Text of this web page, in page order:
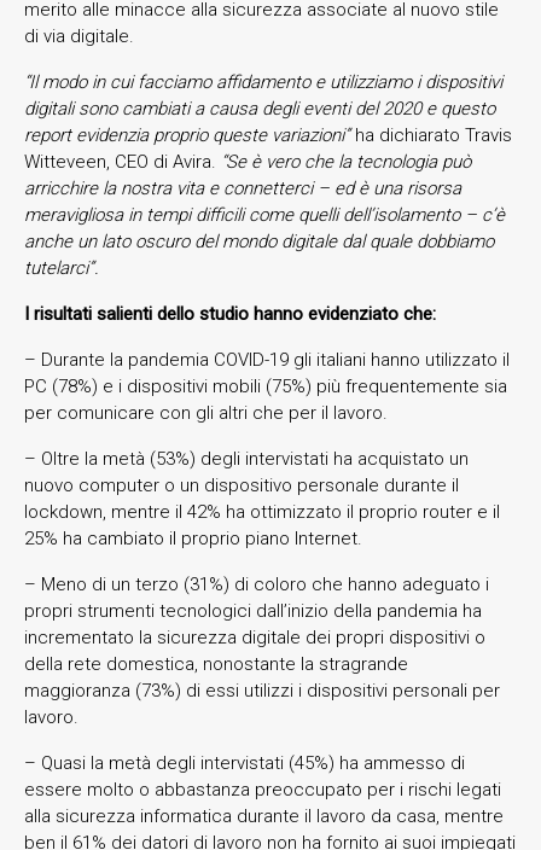
merito alle minacce alla sicurezza associate al nuovo stile
di via digitale.
“Il modo in cui facciamo affidamento e utilizziamo i dispositivi
digitali sono cambiati a causa degli eventi del 2020 e questo
report evidenzia proprio queste variazioni”ha dichiarato Travis
Witteveen, CEO di Avira. “Se è vero che la tecnologia può
arricchire la nostra vita e connetterci – ed è una risorsa
meravigliosa in tempi difficili come quelli dell’isolamento – c’è
anche un lato oscuro del mondo digitale dal quale dobbiamo
tutelarci”.
I risultati salienti dello studio hanno evidenziato che:
– Durante la pandemia COVID-19 gli italiani hanno utilizzato il
PC (78%) e i dispositivi mobili (75%) più frequentemente sia
per comunicare con gli altri che per il lavoro.
– Oltre la metà (53%) degli intervistati ha acquistato un
nuovo computer o un dispositivo personale durante il
lockdown, mentre il 42% ha ottimizzato il proprio router e il
25% ha cambiato il proprio piano Internet.
– Meno di un terzo (31%) di coloro che hanno adeguato i
propri strumenti tecnologici dall’inizio della pandemia ha
incrementato la sicurezza digitale dei propri dispositivi o
della rete domestica, nonostante la stragrande
maggioranza (73%) di essi utilizzi i dispositivi personali per
lavoro.
– Quasi la metà degli intervistati (45%) ha ammesso di
essere molto o abbastanza preoccupato per i rischi legati
alla sicurezza informatica durante il lavoro da casa, mentre
ben il 61% dei datori di lavoro non ha fornito ai suoi impiegati